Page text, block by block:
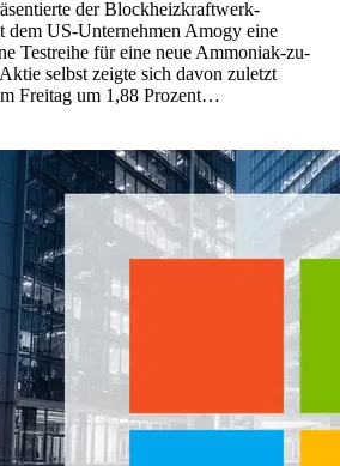
der Blockheizkraftwerk-
dem US-Unternehmen Amogy eine
Testreihe für eine neue Ammoniak-zu-
selbst zeigte sich davon zuletzt
Freitag um 1,88 Prozent…